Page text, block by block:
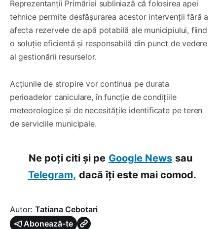
Reprezentanții Primăriei subliniază că folosirea apei
tehnice permite desfășurarea acestor intervenții fără a
afecta rezervele de apă potabilă ale municipiului, fiind
o soluție eficientă și responsabilă din punct de vedere
al gestionării resurselor.
Acțiunile de stropire vor continua pe durata
perioadelor caniculare, în funcție de condițiile
meteorologice și de necesitățile identificate pe teren
de serviciile municipale.
Ne poți citi și pe Google News sau
Telegram, dacă îți este mai comod.
Autor: Tatiana Cebotari
Abonează-te